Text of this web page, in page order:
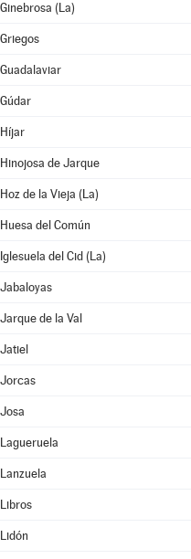
Ginebrosa (La)
Griegos
Guadalaviar
Gúdar
Híjar
Hinojosa de Jarque
Hoz de la Vieja (La)
Huesa del Común
Iglesuela del Cid (La)
Jabaloyas
Jarque de la Val
Jatiel
Jorcas
Josa
Lagueruela
Lanzuela
Libros
Lidón